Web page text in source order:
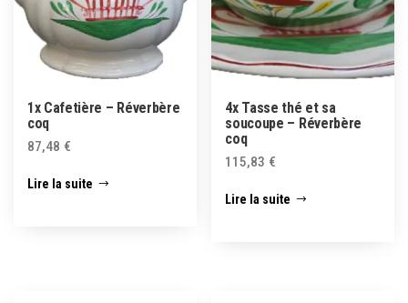
1x Cafetière – Réverbère
coq
87,48 €
Lire la suite
4x Tasse thé et sa
soucoupe – Réverbère
coq
115,83 €
Lire la suite